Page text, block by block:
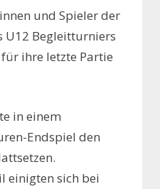
und Spieler der
U12 Begleitturniers
ihre letzte Partie
in einem
Endspiel den
einigten sich bei